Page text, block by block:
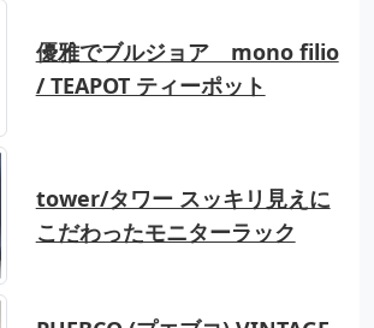
優雅でブルジョア mono filio
/ TEAPOT ティーポット
tower/タワー スッキリ見えに
こだわったモニターラック